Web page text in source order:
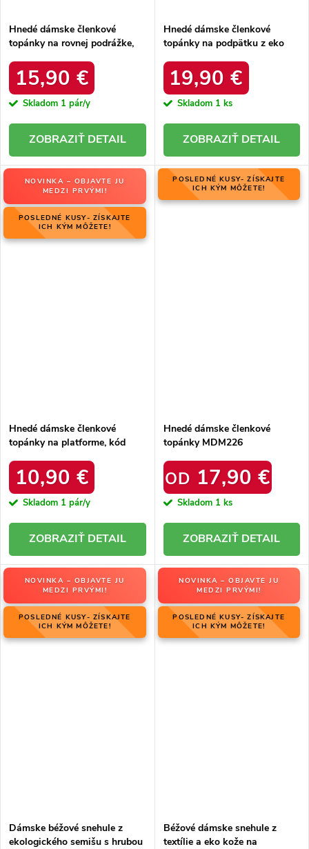
Hnedé dámske členkové
topánky na rovnej podrážke,
15,90 €
Skladom 1 pár/y
DETAIL
Hnedé dámske členkové
topánky na podpätku z eko
L13107-9 BEIGE
19,90 €
Skladom 1 ks
DETAIL
NOVINKA – OBJAVTE JU
MEDZI PRVÝMI!
POSLEDNÉ KUSY- ZÍSKAJTE
ICH KÝM MÔŽETE!
Hnedé dámske členkové
topánky na platforme, kód
10,90 €
Skladom 1 pár/y
DETAIL
POSLEDNÉ KUSY- ZÍSKAJTE
ICH KÝM MÔŽETE!
Hnedé dámske členkové
topánky MDM226
OD 17,90 €
Skladom 1 ks
DETAIL
NOVINKA – OBJAVTE JU
MEDZI PRVÝMI!
POSLEDNÉ KUSY- ZÍSKAJTE
ICH KÝM MÔŽETE!
Dámske béžové snehule z
ekologického semišu s hrubou
NOVINKA – OBJAVTE JU
MEDZI PRVÝMI!
POSLEDNÉ KUSY- ZÍSKAJTE
ICH KÝM MÔŽETE!
Béžové dámske snehule z
textílie a eko kože na